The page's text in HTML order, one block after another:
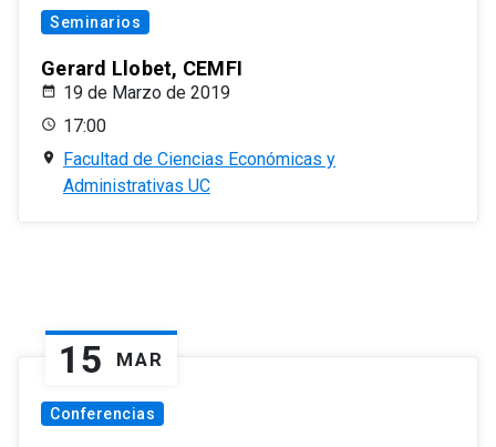
Seminarios
Gerard Llobet, CEMFI
19 de Marzo de 2019
17:00
Facultad de Ciencias Económicas y
Administrativas UC
15 MAR
Conferencias